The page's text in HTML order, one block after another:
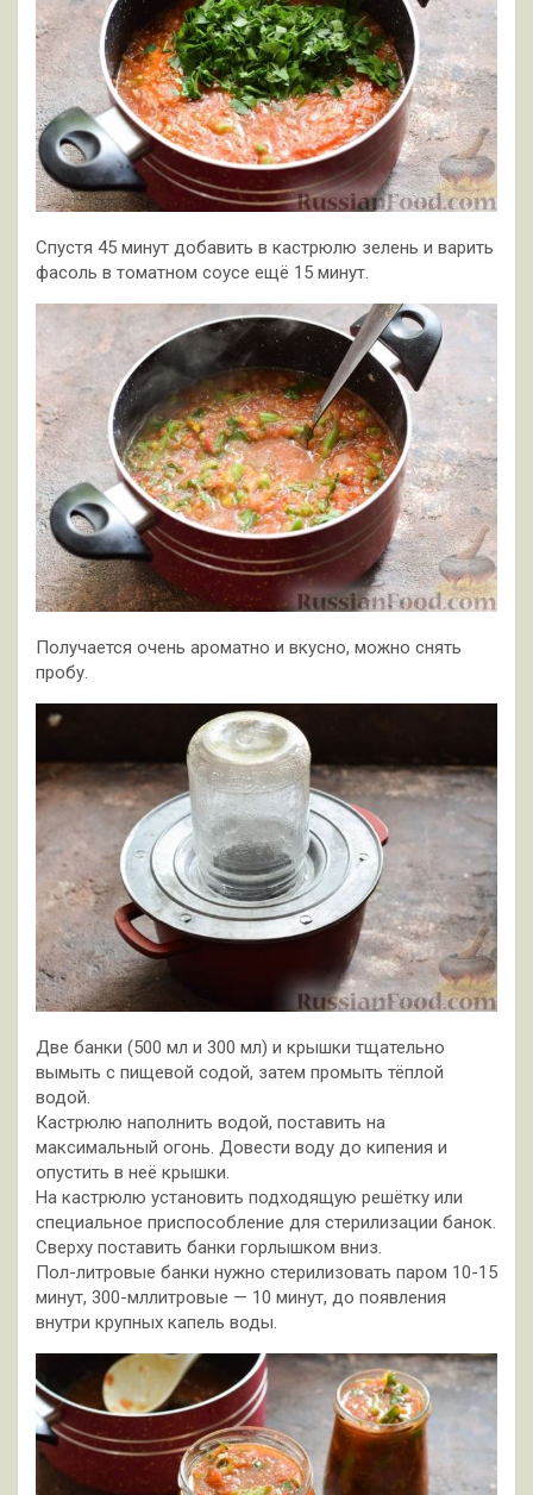
Спустя 45 минут добавить в кастрюлю зелень и варить
фасоль в томатном соусе ещё 15 минут.
Получается очень ароматно и вкусно, можно снять
пробу.
Две банки (500 мл и 300 мл) и крышки тщательно
вымыть с пищевой содой, затем промыть тёплой
водой.
Кастрюлю наполнить водой, поставить на
максимальный огонь. Довести воду до кипения и
опустить в неё крышки.
На кастрюлю установить подходящую решётку или
специальное приспособление для стерилизации банок.
Сверху поставить банки горлышком вниз.
Пол-литровые банки нужно стерилизовать паром 10-15
минут, 300-мллитровые — 10 минут, до появления
внутри крупных капель воды.